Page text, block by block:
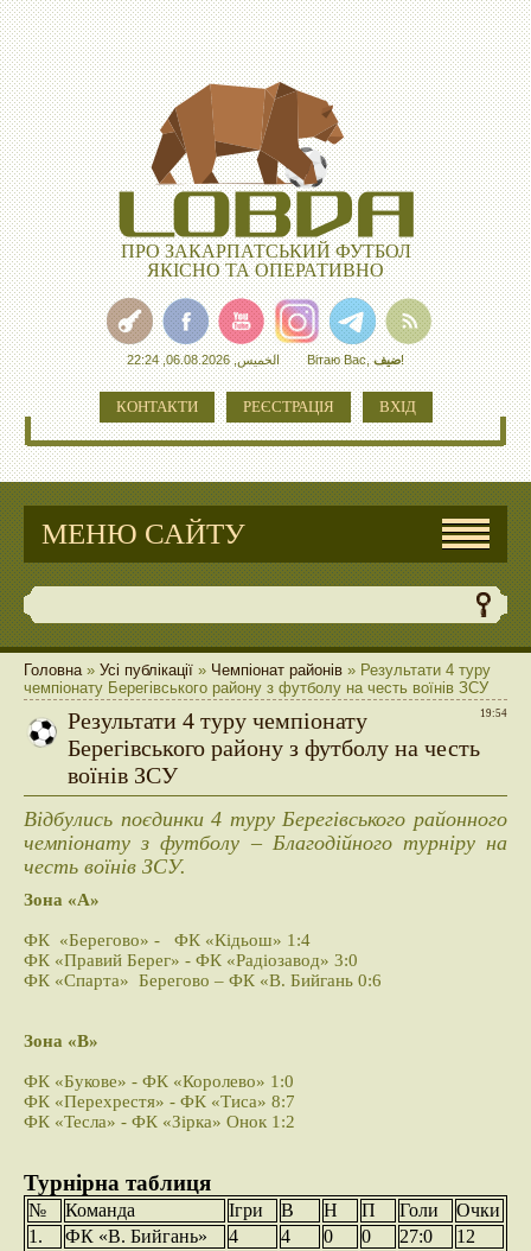
ПРО ЗАКАРПАТСЬКИЙ ФУТБОЛ
ЯКІСНО ТА ОПЕРАТИВНО
الخميس, 06.08.2026, 22:24 Вітаю Вас,ضيف!
КОНТАКТИ РЕЄСТРАЦІЯ ВХІД
МЕНЮ САЙТУ
Головна» Усі публікації » Чемпіонат районів » Результати 4 туру
чемпіонату Берегівського району з футболу на честь воїнів ЗСУ
19:54
Результати 4 туру чемпіонату
Берегівського району з футболу на честь
воїнів ЗСУ
Відбулись поєдинки 4 туру Берегівського районного
чемпіонату з футболу – Благодійного турніру на
честь воїнів ЗСУ.
Зона «А»
ФК «Берегово» - ФК «Кідьош» 1:4
ФК «Правий Берег» - ФК «Радіозавод» 3:0
ФК «Спарта» Берегово – ФК «В. Бийгань 0:6
Зона «В»
ФК «Букове» - ФК «Королево» 1:0
ФК «Перехрестя» - ФК «Тиса» 8:7
ФК «Тесла» - ФК «Зірка» Онок 1:2
Турнірна таблиця
№ Команда Ігри В Н П Голи
Очки
1.
ФК «В. Бийгань» 4 4 0 0 27:0
12